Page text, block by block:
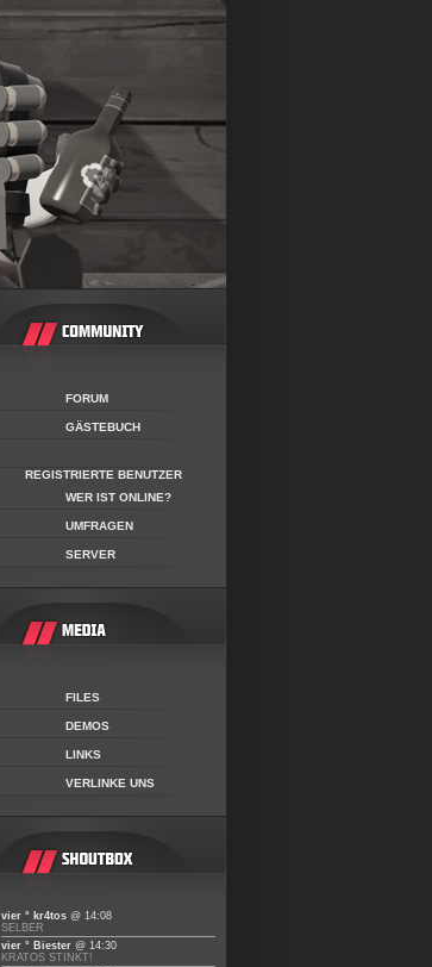
FORUM
GÄSTEBUCH
REGISTRIERTE BENUTZER
WER IST ONLINE?
UMFRAGEN
SERVER
FILES
DEMOS
LINKS
VERLINKE UNS
vier ° kr4tos @ 14:08
SELBER
vier ° Biester @ 14:30
KRATOS STINKT!